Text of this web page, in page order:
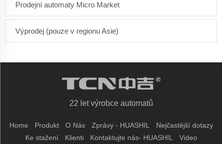
Prodejní automaty Micro Market
Výprodej (pouze v regionu Asie)
22 let výrobce automatů
Home Produkt O Nás Zprávy - HUASHIL
Nejčastější dotazy
Ke stažení
Klienti Kontaktujte nás- HUASHIL Video